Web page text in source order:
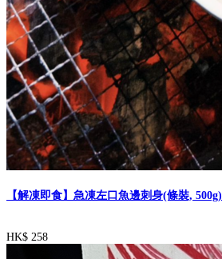
【解凍即食】急凍左口魚邊刺身(條裝, 500g)
HK$ 258